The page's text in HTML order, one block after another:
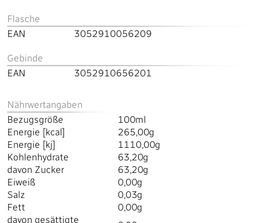
Flasche
EAN
3052910056209
Gebinde
EAN
3052910656201
Nährwertangaben
Bezugsgröße
100ml
Energie [kcal]
265,00g
Energie [kj]
1110,00g
Kohlenhydrate
63,20g
davon Zucker
63,20g
Eiweiß
0,00g
Salz
0,03g
Fett
0,00g
davon gesättigte